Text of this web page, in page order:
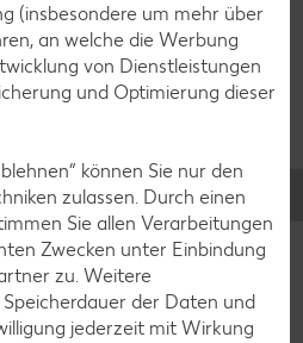
muss nicht automatisch auf
Ob süß oder herzhaft –
zauberst du dir Gerichte,
auch richtig lecker sind.
(insbesondere um mehr über
an welche die Werbung
von Dienstleistungen
und Optimierung dieser
können Sie nur den
zulassen. Durch einen
Sie allen Verarbeitungen
Zwecken unter Einbindung
zu. Weitere
der Daten und
jederzeit mit Wirkung